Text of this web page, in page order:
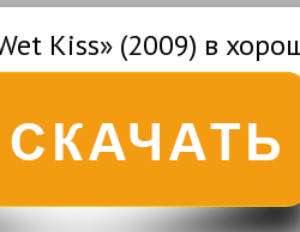
Kiss» (2009) в